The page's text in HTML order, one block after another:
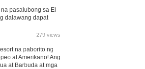
pasalubong sa El
dalawang dapat
279 views
na paborito ng
at Amerikano! Ang
at Barbuda at mga